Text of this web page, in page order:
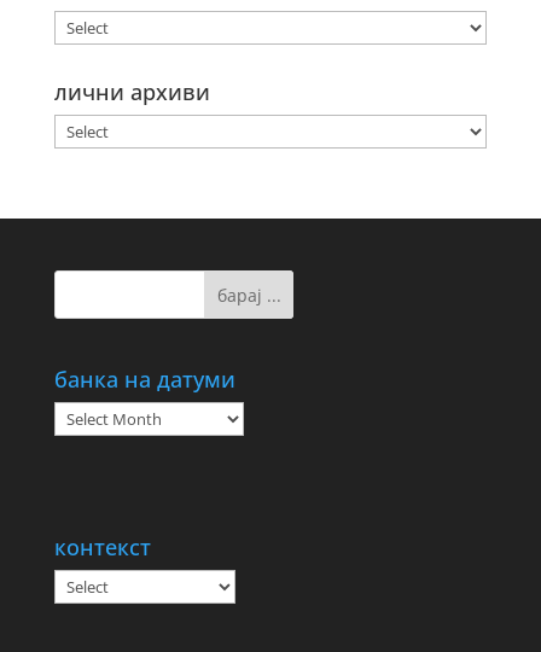
лични архиви
банка на датуми
банка
на
контекст